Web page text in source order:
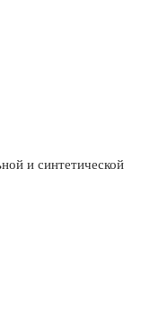
и синтетической